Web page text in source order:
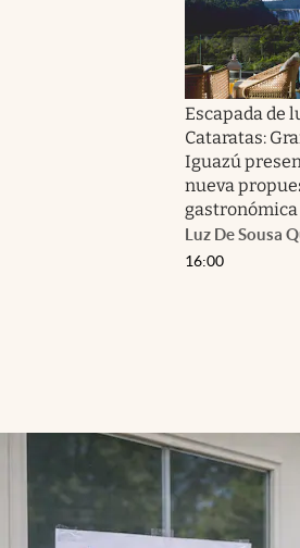
Escapada de
Cataratas:
Iguazú
nueva
gastronómica
Luz De Sousa
16:00